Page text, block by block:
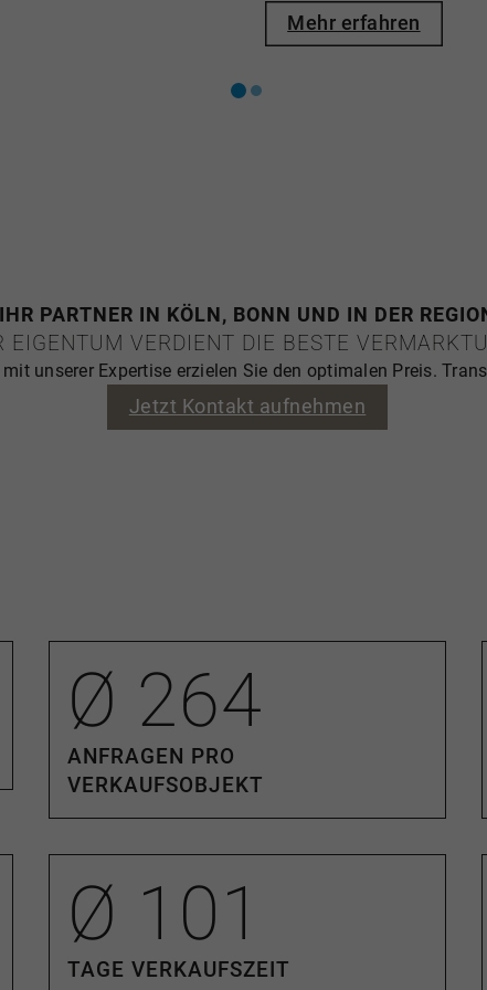
– doch dafür
beraten,
gestalten, die
passt. Als
persönlich für die
Kompetenz,
Region.✔ Über40
optimale
und Innovation
nur im Erfolgsfall
unseren
suchen aktuell
und Villen in guten bis
Wert Ihrer Immobilie zu
Vermögensaufstellung
Mehr erfahren
IHR PARTNER IN KÖLN, BONN UND IN DER
EIGENTUM VERDIENT DIE BESTE
unserer Expertise erzielen Sie den optimalen Preis.
Jetzt Kontakt aufnehmen
Ø 264
ANFRAGEN PRO
VERKAUFSOBJEKT
Ø 101
TAGE VERKAUFSZEIT